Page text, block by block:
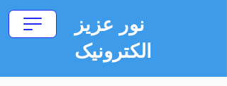
نور عزیز
الکترونیک